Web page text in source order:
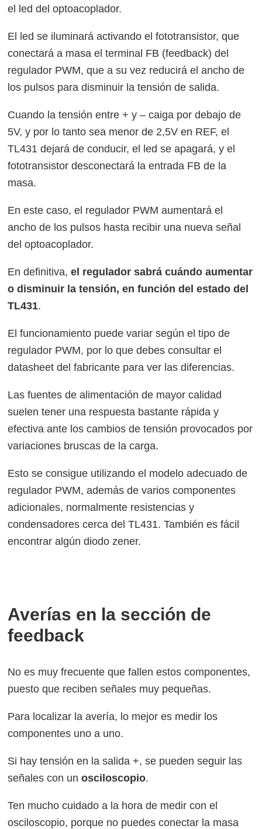
el led del optoacoplador.
El led se iluminará activando el fototransistor, que
conectará a masa el terminal FB (feedback) del
regulador PWM, que a su vez reducirá el ancho de
los pulsos para disminuir la tensión de salida.
Cuando la tensión entre + y – caiga por debajo de
5V, y por lo tanto sea menor de 2,5V en REF, el
TL431 dejará de conducir, el led se apagará, y el
fototransistor desconectará la entrada FB de la
masa.
En este caso, el regulador PWM aumentará el
ancho de los pulsos hasta recibir una nueva señal
del optoacoplador.
En definitiva,el regulador sabrá cuándo aumentar
o disminuir la tensión, en función del estado del
TL431.
El funcionamiento puede variar según el tipo de
regulador PWM, por lo que debes consultar el
datasheet del fabricante para ver las diferencias.
Las fuentes de alimentación de mayor calidad
suelen tener una respuesta bastante rápida y
efectiva ante los cambios de tensión provocados por
variaciones bruscas de la carga.
Esto se consigue utilizando el modelo adecuado de
regulador PWM, además de varios componentes
adicionales, normalmente resistencias y
condensadores cerca del TL431. También es fácil
encontrar algún diodo zener.
Averías en la sección de
feedback
No es muy frecuente que fallen estos componentes,
puesto que reciben señales muy pequeñas.
Para localizar la avería, lo mejor es medir los
componentes uno a uno.
Si hay tensión en la salida +, se pueden seguir las
señales con unosciloscopio.
Ten mucho cuidado a la hora de medir con el
osciloscopio, porque no puedes conectar la masa